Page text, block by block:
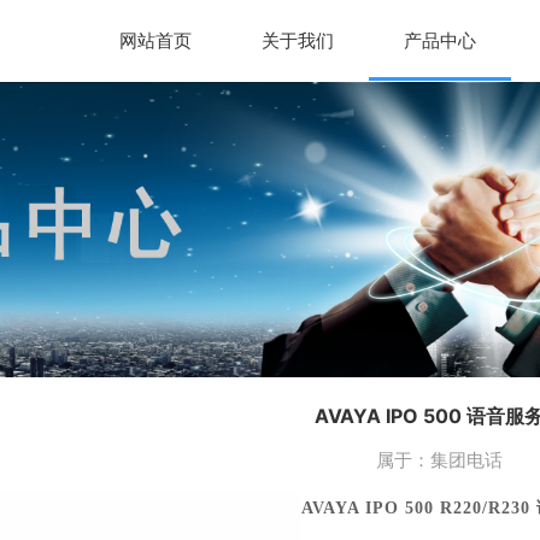
网站首页 关于我们 产品中心
AVAYA IPO 500 语音服
属于： 集团电话
AVAYA IPO 500 R220/R230